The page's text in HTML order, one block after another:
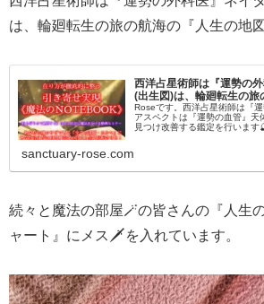
は、輪廻転生の旅の航海の『人生の地図
西洋占星術師は『運勢の
(出生図)は、輪廻転生の旅
Roseです。西洋占星術師は『
アスペクトは『運勢の血管』天
見つけ改善する鑑定を行います
sanctuary-rose.com
続々と魔法の部屋🪄の皆さんの『人生
ャート』にメス🗡️を入れています。